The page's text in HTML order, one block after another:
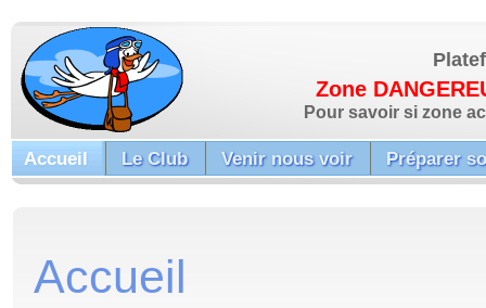
Zone
Pour savoir si zone
Accueil Le Club Venir nous voir Préparer
Accueil